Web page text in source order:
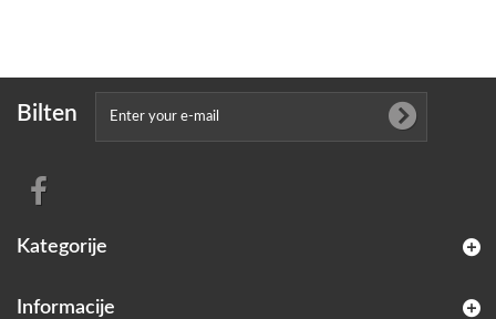
Bilten
Kategorije
Informacije